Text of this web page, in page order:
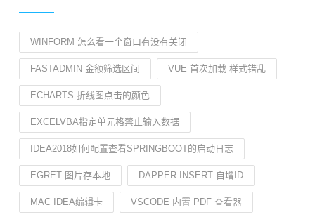
WINFORM 怎么看一个窗口有没有关闭
FASTADMIN 金额筛选区间 VUE 首次加载 样式错乱
ECHARTS 折线图点击的颜色
EXCELVBA指定单元格禁止输入数据
IDEA2018如何配置查看SPRINGBOOT的启动日志
EGRET 图片存本地 DAPPER INSERT 自增ID
MAC IDEA编辑卡 VSCODE 内置 PDF 查看器